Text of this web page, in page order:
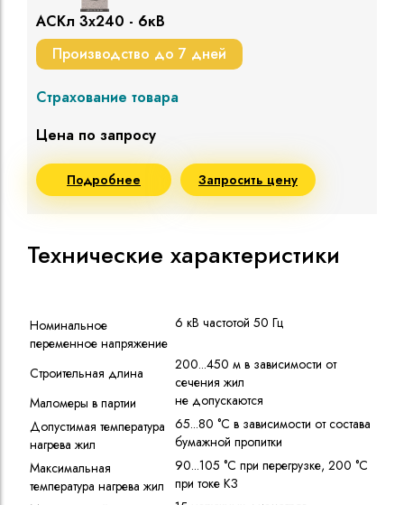
АСКл 3х240 - 6кВ
Производство до 7 дней
Страхование товара
Цена по запросу
Подробнее Запросить цену
Технические характеристики
Номинальное
переменное напряжение
6 кВ частотой 50 Гц
Строительная длина
200...450 м в зависимости от
сечения жил
Маломеры в партии
не допускаются
Допустимая температура
нагрева жил
65...80 °C в зависимости от состава
бумажной пропитки
Максимальная
температура нагрева жил
90...105 °C при перегрузке, 200 °C
при токе КЗ